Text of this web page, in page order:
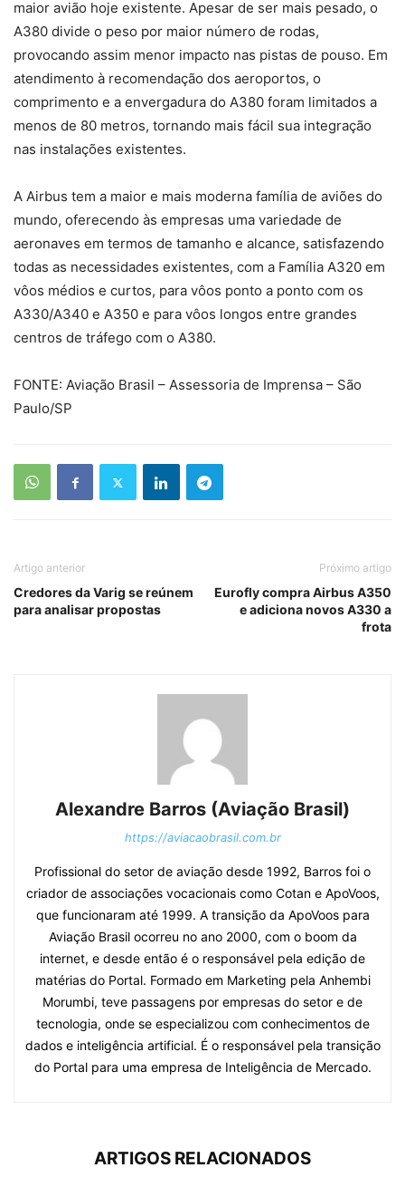
maior avião hoje existente. Apesar de ser mais pesado, o
A380 divide o peso por maior número de rodas,
provocando assim menor impacto nas pistas de pouso. Em
atendimento à recomendação dos aeroportos, o
comprimento e a envergadura do A380 foram limitados a
menos de 80 metros, tornando mais fácil sua integração
nas instalações existentes.
A Airbus tem a maior e mais moderna família de aviões do
mundo, oferecendo às empresas uma variedade de
aeronaves em termos de tamanho e alcance, satisfazendo
todas as necessidades existentes, com a Família A320 em
vôos médios e curtos, para vôos ponto a ponto com os
A330/A340 e A350 e para vôos longos entre grandes
centros de tráfego com o A380.
FONTE: Aviação Brasil – Assessoria de Imprensa – São
Paulo/SP
Artigo anterior
Credores da Varig se reúnem
para analisar propostas
Próximo artigo
Eurofly compra Airbus A350
e adiciona novos A330 a
frota
Alexandre Barros (Aviação Brasil)
https://aviacaobrasil.com.br
Profissional do setor de aviação desde 1992, Barros foi o
criador de associações vocacionais como Cotan e ApoVoos,
que funcionaram até 1999. A transição da ApoVoos para
Aviação Brasil ocorreu no ano 2000, com o boom da
internet, e desde então é o responsável pela edição de
matérias do Portal. Formado em Marketing pela Anhembi
Morumbi, teve passagens por empresas do setor e de
tecnologia, onde se especializou com conhecimentos de
dados e inteligência artificial. É o responsável pela transição
do Portal para uma empresa de Inteligência de Mercado.
ARTIGOS RELACIONADOS